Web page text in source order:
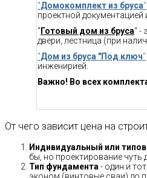
"Домокомплект из бруса"
проектной
" Готовый дом из бруса" -
двери, лестница (при
"Дом из бруса "Под ключ"
инженирией.
Важно! Во всех
От чего зависит цена на
Индивидуальный или
бы, но проектирование чуть
Тип фундамента - один и
эконом (винтовые сваи) до